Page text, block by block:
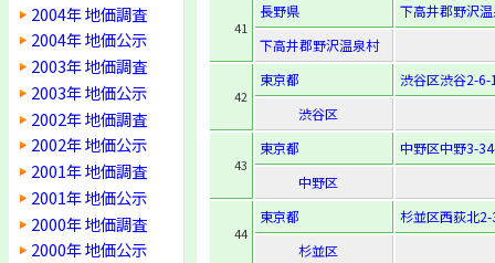
2004年 地価調査
2004年 地価公示
2003年 地価調査
2003年 地価公示
2002年 地価調査
2002年 地価公示
2001年 地価調査
2001年 地価公示
2000年 地価調査
2000年 地価公示
41
長野県
下高井郡野沢
下高井郡野沢温泉村
42
東京都
渋谷区渋谷2-6-
渋谷区
43
東京都
中野区中野3-
中野区
44
東京都
杉並区西荻北
杉並区